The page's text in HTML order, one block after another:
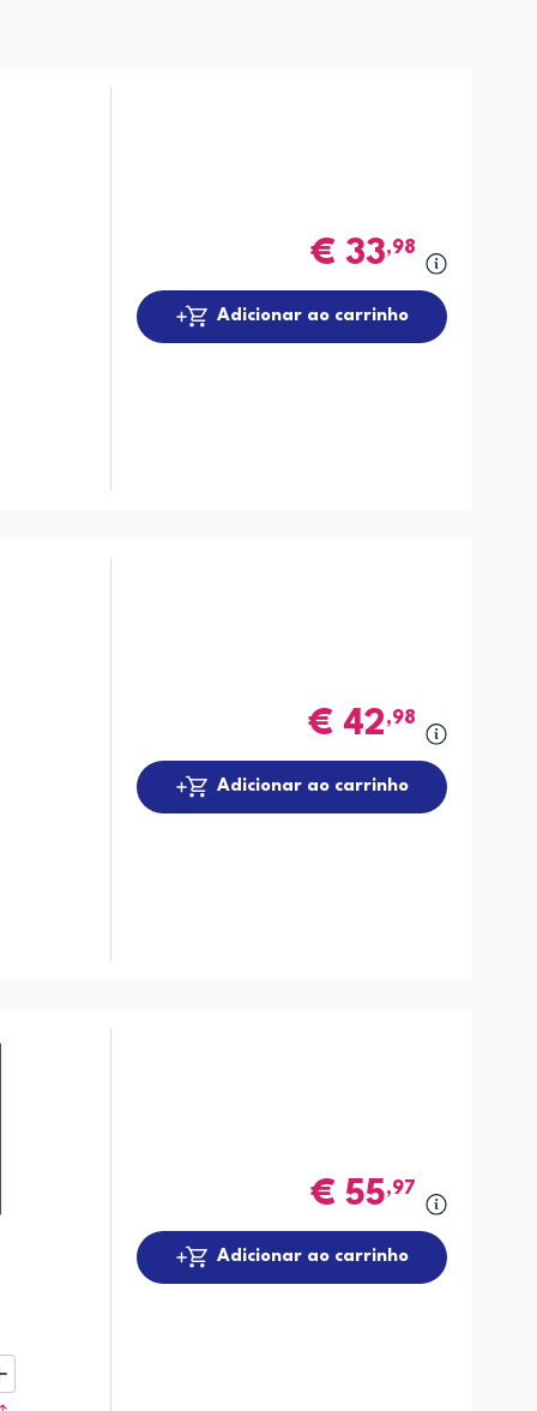
€33,98
Adicionar ao carrinho
€ 42,98
Adicionar ao carrinho
€55,97
Adicionar ao carrinho